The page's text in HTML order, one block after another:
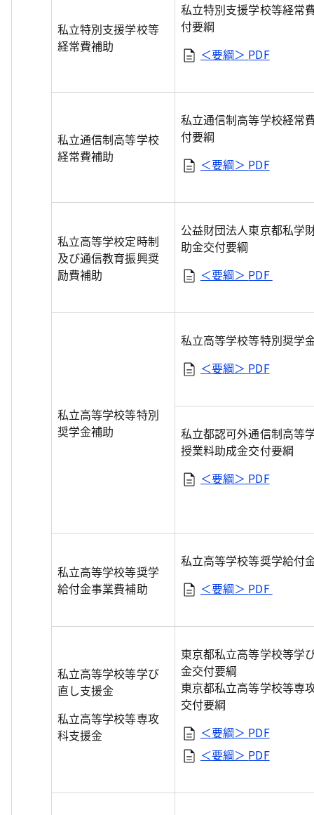
私立特別支援学校等
経常費補助
私立特別支援学校等経常
付要綱
＜要綱＞ PDF
私立通信制高等学校
経常費補助
私立通信制高等学校経常
付要綱
＜要綱＞ PDF
私立高等学校定時制
及び通信教育振興奨
励費補助
公益財団法人東京都私学
助金交付要綱
＜要綱＞ PDF
私立高等学校等特別
奨学金補助
私立高等学校等特別奨学
＜要綱＞ PDF
私立都認可外通信制高等
授業料助成金交付要綱
＜要綱＞ PDF
私立高等学校等奨学
給付金事業費補助
私立高等学校等奨学給付
＜要綱＞ PDF
私立高等学校等学び
直し支援金
私立高等学校等専攻
科支援金
東京都私立高等学校等学
金交付要綱
東京都私立高等学校等専
交付要綱
＜要綱＞ PDF
＜要綱＞ PDF